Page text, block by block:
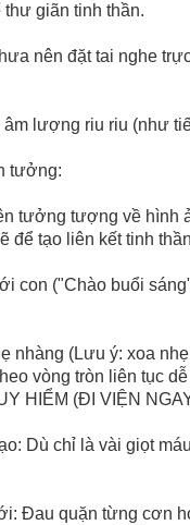
giãn tinh thần.
nên đặt tai nghe
lượng riu riu (như
tưởng:
tưởng tượng về hình
để tạo liên kết tinh
con ("Chào buổi
nhàng (Lưu ý: xoa
vòng tròn liên tục
HIỂM (ĐI VIỆN
Dù chỉ là vài giọt
Đau quặn từng cơn